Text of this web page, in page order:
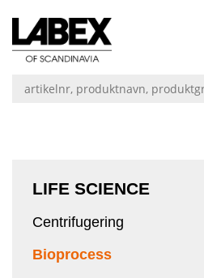
LIFE SCIENCE
Centrifugering
Bioprocess